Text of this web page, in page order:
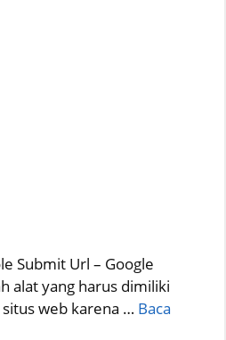
Submit Url – Google
alat yang harus dimiliki
web karena … Baca